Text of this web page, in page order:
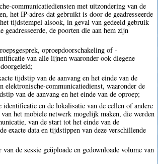
communicatiediensten met uitzondering van de
het IP-adres dat gebruikt is door de geadresseerde
tijdstempel alsook, in geval van gedeeld gebruik
geadresseerde, de poorten die aan hem zijn
oproepdoorschakeling of -
van alle lijnen waaronder ook diegene
tijdstip van de aanvang en het einde van de
elektronische-communicatiedienst, waaronder de
van de aanvang en het einde van de oproep;
identificatie en de lokalisatie van de cellen of andere
het mobiele netwerk mogelijk maken, die werden
van de start tot het einde van de
exacte data en tijdstippen van deze verschillende
de sessie geüploade en gedownloade volume van